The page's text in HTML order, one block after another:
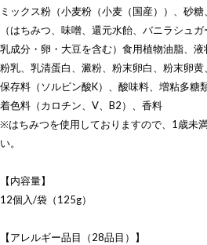
ミックス粉（小麦粉（小麦（国産））、砂
（はちみつ、味噌、還元水飴、バニラシュ
乳成分・卵・大豆を含む）食用植物油脂、
粉乳、乳清蛋白、澱粉、粉末卵白、粉末卵黄
保存料（ソルビン酸K）、酸味料、増粘多糖
着色料（カロチン、V、B2）、香料
※はちみつを使用しておりますので、1歳未
い。
【内容量】
12個入/袋（125g）
【アレルギー品目（28品目）】